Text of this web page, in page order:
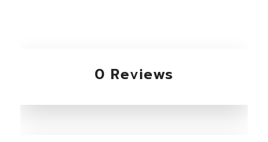
0 Reviews